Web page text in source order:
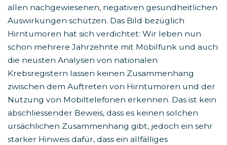
allen nachgewiesenen, negativen gesundheitlichen
Auswirkungen schützen. Das Bild bezüglich
Hirntumoren hat sich verdichtet: Wir leben nun
schon mehrere Jahrzehnte mit Mobilfunk und auch
die neusten Analysen von nationalen
Krebsregistern lassen keinen Zusammenhang
zwischen dem Auftreten von Hirntumoren und der
Nutzung von Mobiltelefonen erkennen. Das ist kein
abschliessender Beweis, dass es keinen solchen
ursächlichen Zusammenhang gibt, jedoch ein sehr
starker Hinweis dafür, dass ein allfälliges